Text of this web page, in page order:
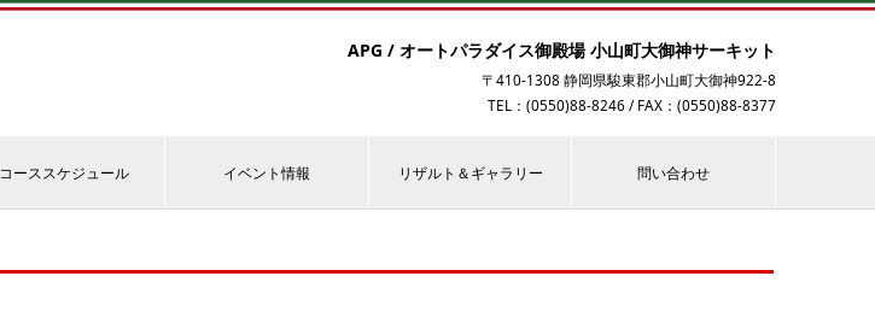
APG / オートパラダイス御殿場 小山町大御神サーキット
〒410-1308 静岡県駿東郡小山町大御神922-8
TEL：(0550)88-8246 / FAX：(0550)88-8377
コーススケジュール イベント情報 リザルト＆ギャラリー 問い合わせ